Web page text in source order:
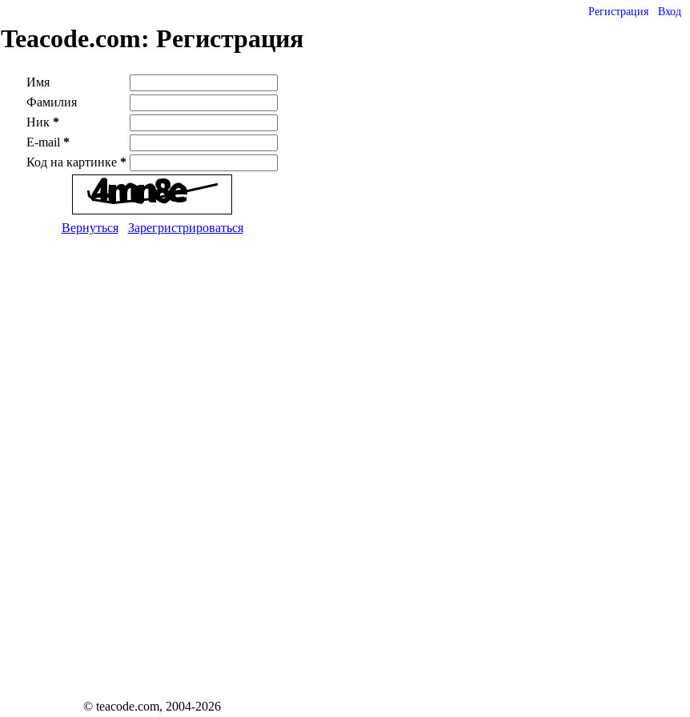
Регистрация Вход
Teacode.com: Регистрация
Имя
Фамилия
Ник *
E-mail *
Код на картинке *
Вернуться Зарегристрироваться
© teacode.com, 2004-2026